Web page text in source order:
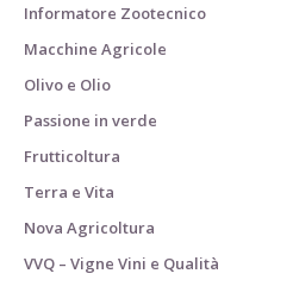
Informatore Zootecnico
Macchine Agricole
Olivo e Olio
Passione in verde
Frutticoltura
Terra e Vita
Nova Agricoltura
VVQ – Vigne Vini e Qualità